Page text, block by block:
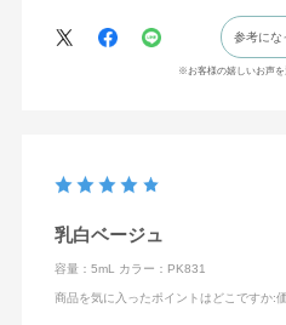
参考にな
※お客様の嬉しいお声を
乳白ベージュ
容量：5mL カラー：PK831
商品を気に入ったポイントはどこですか: